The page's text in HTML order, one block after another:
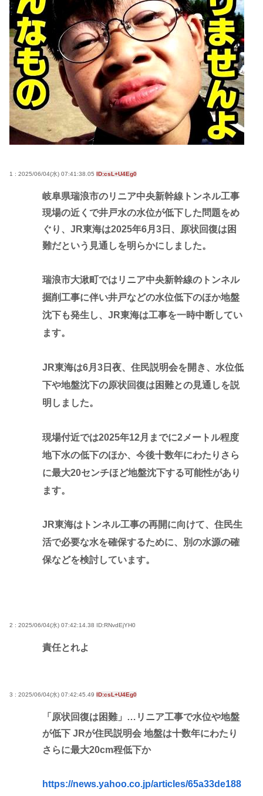
1 : 2025/06/04(水) 07:41:38.05 ID:csL+U4Eg0
岐阜県瑞浪市のリニア中央新幹線トンネル工事
現場の近くで井戸水の水位が低下した問題をめ
ぐり、JR東海は2025年6月3日、原状回復は困
難だという見通しを明らかにしました。
瑞浪市大湫町ではリニア中央新幹線のトンネル
掘削工事に伴い井戸などの水位低下のほか地盤
沈下も発生し、JR東海は工事を一時中断してい
ます。
JR東海は6月3日夜、住民説明会を開き、水位低
下や地盤沈下の原状回復は困難との見通しを説
明しました。
現場付近では2025年12月までに2メートル程度
地下水の低下のほか、今後十数年にわたりさら
に最大20センチほど地盤沈下する可能性があり
ます。
JR東海はトンネル工事の再開に向けて、住民生
活で必要な水を確保するために、別の水源の確
保などを検討しています。
2 : 2025/06/04(水) 07:42:14.38 ID:RNvdEjYH0
責任とれよ
3 : 2025/06/04(水) 07:42:45.49 ID:csL+U4Eg0
「原状回復は困難」…リニア工事で水位や地盤
が低下 JRが住民説明会 地盤は十数年にわたり
さらに最大20cm程低下か
https://news.yahoo.co.jp/articles/65a33de188